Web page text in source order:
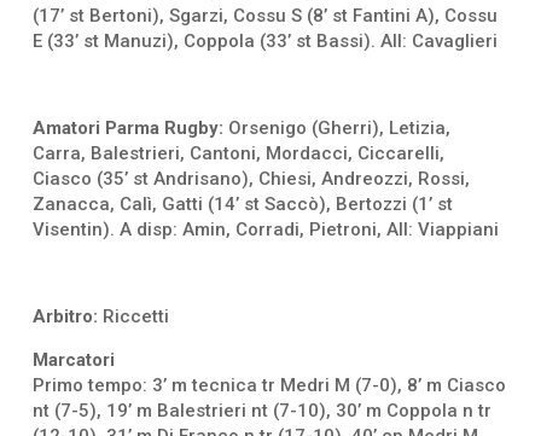
(17’ st Bertoni), Sgarzi, Cossu S (8’ st Fantini A), Cossu
E (33’ st Manuzi), Coppola (33’ st Bassi). All: Cavaglieri
Amatori Parma Rugby: Orsenigo (Gherri), Letizia,
Carra, Balestrieri, Cantoni, Mordacci, Ciccarelli,
Ciasco (35’ st Andrisano), Chiesi, Andreozzi, Rossi,
Zanacca, Calì, Gatti (14’ st Saccò), Bertozzi (1’ st
Visentin). A disp: Amin, Corradi, Pietroni, All: Viappiani
Arbitro: Riccetti
Marcatori
Primo tempo: 3’ m tecnica tr Medri M (7-0), 8’ m Ciasco
nt (7-5), 19’ m Balestrieri nt (7-10), 30’ m Coppola n tr